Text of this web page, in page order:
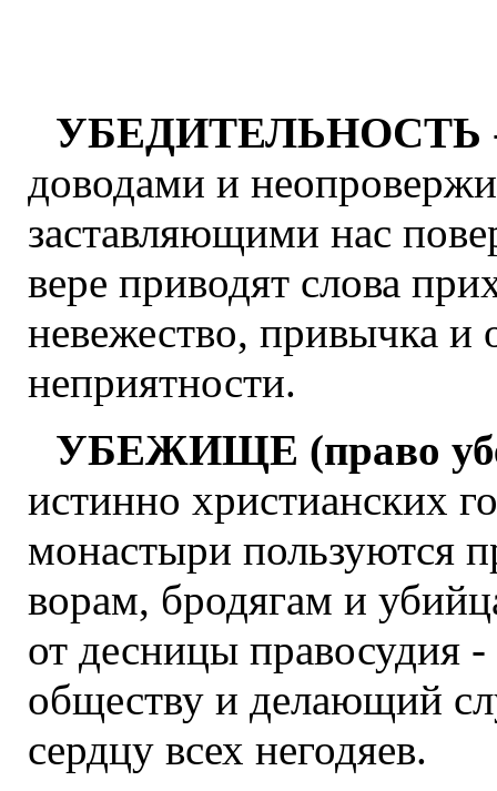
УБЕДИТЕЛЬНОСТЬ
доводами и
заставляющими нас
вере приводят слова
невежество, привычка и
неприятности.
УБЕЖИЩЕ (право
истинно христианских
монастыри пользуются
ворам, бродягам и
от десницы правосудия
обществу и делающий
сердцу всех негодяев.